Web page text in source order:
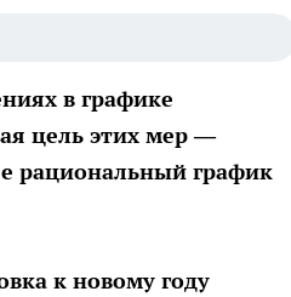
в графике
цель этих мер —
рациональный график
к новому году